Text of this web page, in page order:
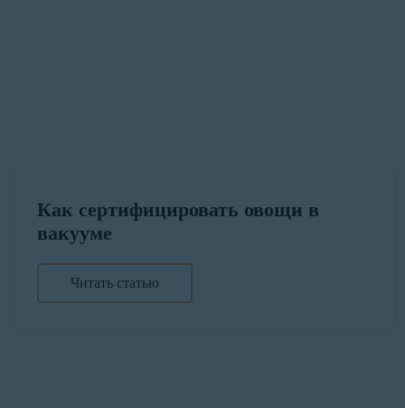
Как сертифицировать овощи в
вакууме
Читать статью